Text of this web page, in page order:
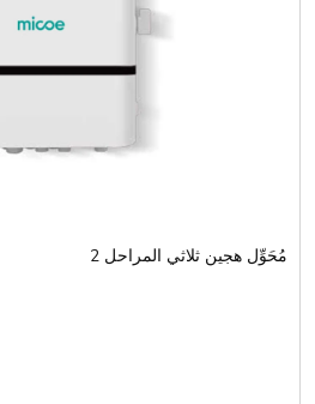
مُحَوِّل هجين ثلاثي المراحل 2